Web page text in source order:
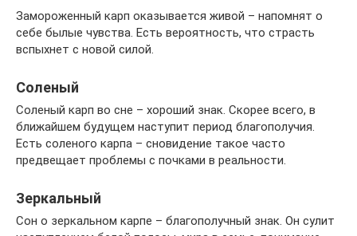
Замороженный карп оказывается живой – напомнят о
себе былые чувства. Есть вероятность, что страсть
вспыхнет с новой силой.
Соленый
Соленый карп во сне – хороший знак. Скорее всего, в
ближайшем будущем наступит период благополучия.
Есть соленого карпа – сновидение такое часто
предвещает проблемы с почками в реальности.
Зеркальный
Сон о зеркальном карпе – благополучный знак. Он сулит